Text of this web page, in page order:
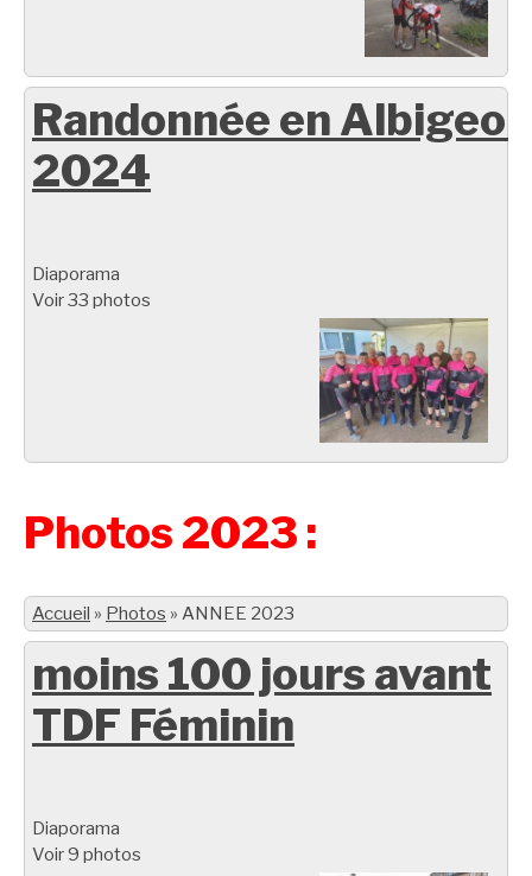
Randonnée en
2024
Diaporama
Voir 33 photos
Photos 2023 :
Accueil » Photos » ANNEE 2023
moins 100 jours avant
TDF Féminin
Diaporama
Voir 9 photos